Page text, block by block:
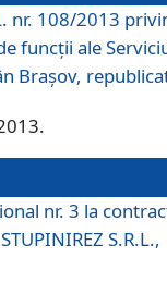
nr. 108/2013
funcții ale
Brașov,
nr. 3 la
S.R.L.,